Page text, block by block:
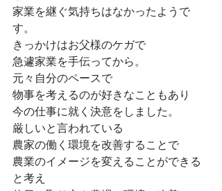
家業を継ぐ気持ちはなかったようで
す。
きっかけはお父様のケガで
急遽家業を手伝ってから。
元々自分のペースで
物事を考えるのが好きなこともあり
今の仕事に就く決意をしました。
厳しいと言われている
農家の働く環境を改善することで
農業のイメージを変えることができる
と考え